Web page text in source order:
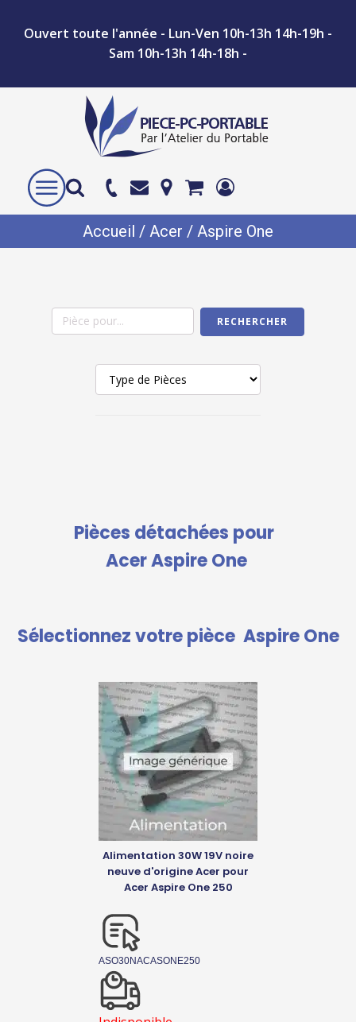
Ouvert toute l'année - Lun-Ven 10h-13h 14h-19h -
Sam 10h-13h 14h-18h -
Accueil / Acer / Aspire One
RECHERCHER
Pièces détachées pour
Acer Aspire One
Sélectionnez votre pièce Aspire One
Alimentation 30W 19V noire
neuve d'origine Acer pour
Acer Aspire One 250
ASO30NACASONE250